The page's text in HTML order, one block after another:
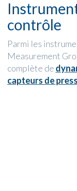
contrôle
Parmi les
Measurement
complète de
capteurs de